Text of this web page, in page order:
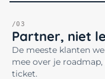
/03
Partner, niet
De meeste klanten
mee over je
ticket.